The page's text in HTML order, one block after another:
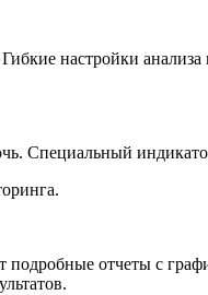
настройки
Специальный
подробные отчеты с